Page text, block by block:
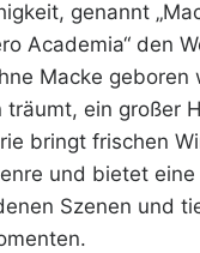
genannt
Academia“ den
Macke geboren
träumt, ein großer
bringt frischen
und bietet eine
Szenen und